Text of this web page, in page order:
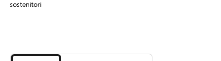
DE FR IT
sostenitori
i